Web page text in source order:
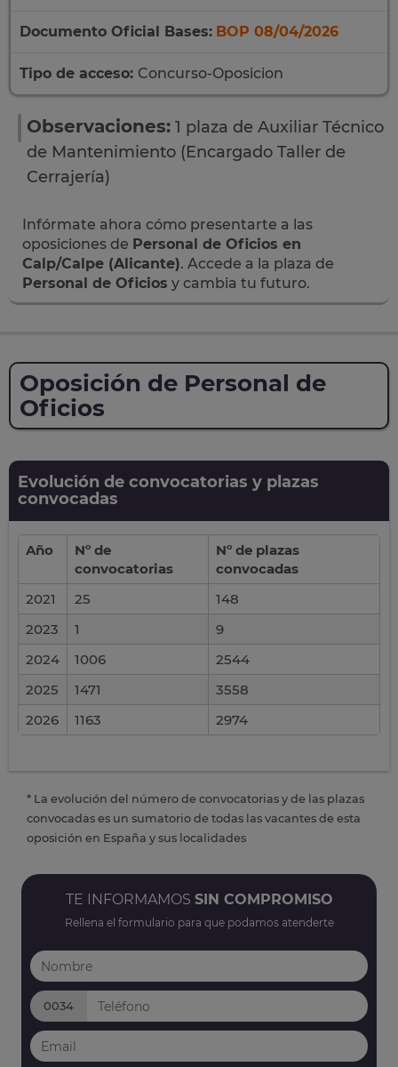
Documento Oficial Bases: BOP 08/04/2026
Tipo de acceso: Concurso-Oposicion
Observaciones: 1 plaza de Auxiliar Técnico
de Mantenimiento (Encargado Taller de
Cerrajería)
Infórmate ahora cómo presentarte a las
oposiciones de Personal de Oficios en
Calp/Calpe (Alicante). Accede a la plaza de
Personal de Oficios y cambia tu futuro.
Oposición de Personal de
Oficios
Evolución de convocatorias y plazas
convocadas
Año
Nº de
convocatorias
Nº de plazas
convocadas
2021
25
148
2023
1
9
2024
1006
2544
2025
1471
3558
2026
1163 2974
* La evolución del número de convocatorias y de las plazas
convocadas es un sumatorio de todas las vacantes de esta
oposición en España y sus localidades
TE INFORMAMOS SIN COMPROMISO
Rellena el formulario para que podamos atenderte
0034